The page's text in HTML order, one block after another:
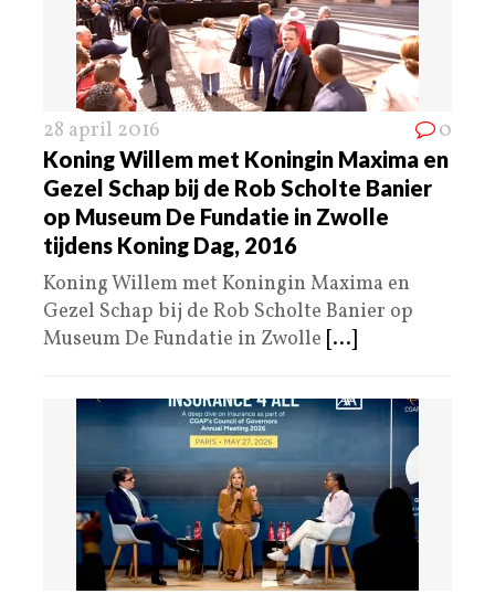
28 april 2016 0
Koning Willem met Koningin Maxima en
Gezel Schap bij de Rob Scholte Banier
op Museum De Fundatie in Zwolle
tijdens Koning Dag, 2016
Koning Willem met Koningin Maxima en
Gezel Schap bij de Rob Scholte Banier op
Museum De Fundatie in Zwolle [...]